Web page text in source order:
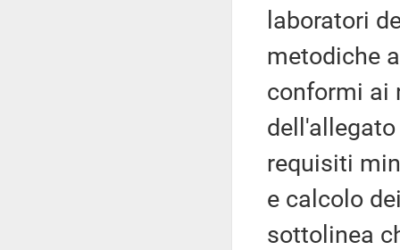
laboratori
metodiche
conformi ai
requisiti
e calcolo
sottolinea